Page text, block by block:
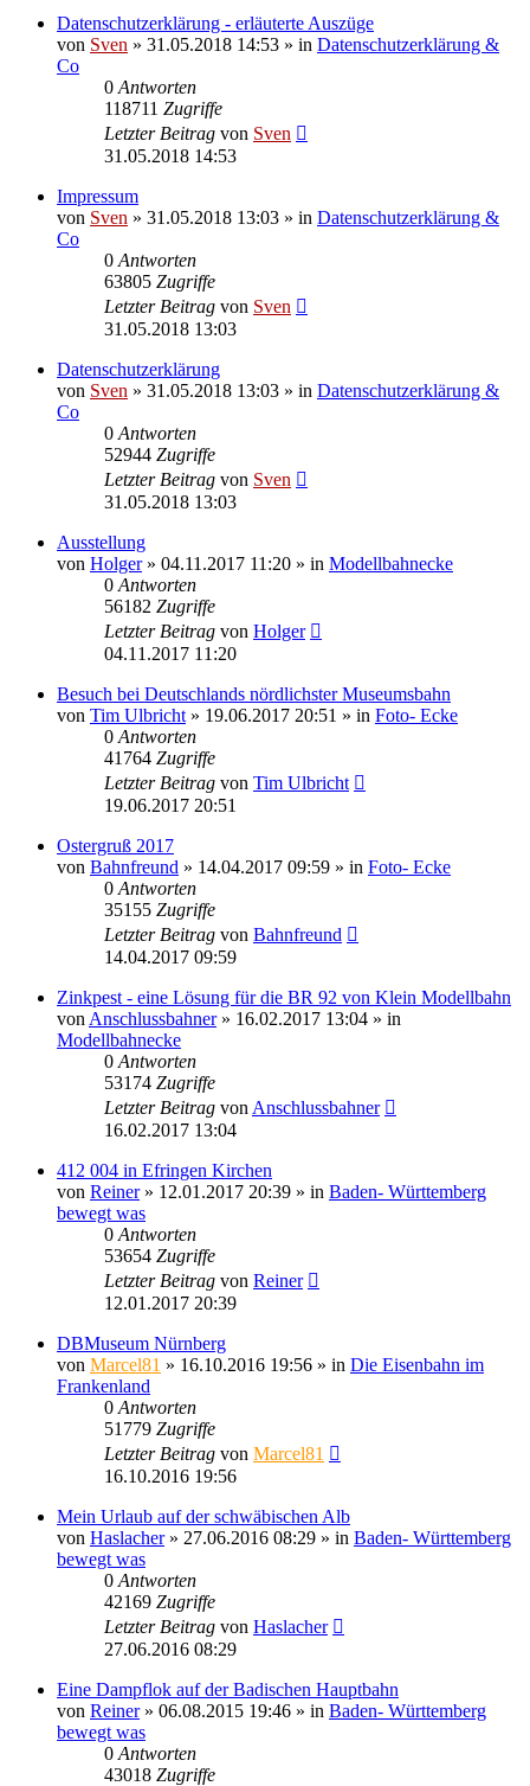
Datenschutzerklärung - erläuterte Auszüge
von Sven » 31.05.2018 14:53 » in Datenschutzerklärung &
Co
0 Antworten
118711 Zugriffe
Letzter Beitrag von Sven
31.05.2018 14:53
Impressum
von Sven » 31.05.2018 13:03 » in Datenschutzerklärung &
Co
0 Antworten
63805 Zugriffe
Letzter Beitrag von Sven
31.05.2018 13:03
Datenschutzerklärung
von Sven » 31.05.2018 13:03 » in Datenschutzerklärung &
Co
0 Antworten
52944 Zugriffe
Letzter Beitrag von Sven
31.05.2018 13:03
Ausstellung
von Holger» 04.11.2017 11:20 » in Modellbahnecke
0 Antworten
56182 Zugriffe
Letzter Beitrag von Holger
04.11.2017 11:20
Besuch bei Deutschlands nördlichster Museumsbahn
von Tim Ulbricht » 19.06.2017 20:51 » in Foto- Ecke
0 Antworten
41764 Zugriffe
Letzter Beitrag von Tim Ulbricht
19.06.2017 20:51
Ostergruß 2017
von Bahnfreund » 14.04.2017 09:59 » in Foto- Ecke
0 Antworten
35155 Zugriffe
Letzter Beitrag von Bahnfreund
14.04.2017 09:59
Zinkpest - eine Lösung für die BR 92 von Klein Modellbahn
von Anschlussbahner» 16.02.2017 13:04 » in
Modellbahnecke
0 Antworten
53174 Zugriffe
Letzter Beitrag von Anschlussbahner
16.02.2017 13:04
412 004 in Efringen Kirchen
von Reiner» 12.01.2017 20:39 » in Baden- Württemberg
bewegt was
0 Antworten
53654 Zugriffe
Letzter Beitrag von Reiner
12.01.2017 20:39
DBMuseum Nürnberg
von Marcel81 » 16.10.2016 19:56 » in Die Eisenbahn im
Frankenland
0 Antworten
51779 Zugriffe
Letzter Beitrag von Marcel81
16.10.2016 19:56
Mein Urlaub auf der schwäbischen Alb
von Haslacher» 27.06.2016 08:29 » in Baden- Württemberg
bewegt was
0 Antworten
42169 Zugriffe
Letzter Beitrag von Haslacher
27.06.2016 08:29
Eine Dampflok auf der Badischen Hauptbahn
von Reiner» 06.08.2015 19:46 » in Baden- Württemberg
bewegt was
0 Antworten
43018 Zugriffe